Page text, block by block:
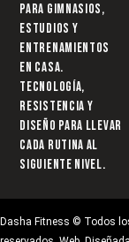
para gimnasios,
estudios y
entrenamientos
en casa.
Tecnología,
resistencia y
diseño para llevar
cada rutina al
siguiente nivel.
Dasha Fitness © Todos